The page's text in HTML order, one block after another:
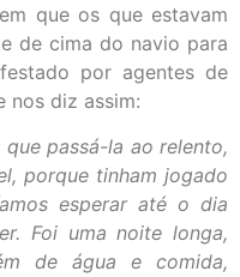
que os que estavam
de cima do navio para
por agentes de
nos diz assim:
passá-la ao relento,
porque tinham jogado
esperar até o dia
Foi uma noite longa,
de água e comida,